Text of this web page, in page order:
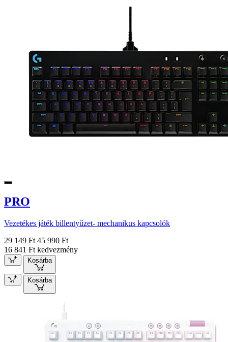
PRO
Vezetékes játék billentyűzet- mechanikus kapcsolók
29 149 Ft 45 990 Ft
16 841 Ft kedvezmény
Kosárba
Kosárba